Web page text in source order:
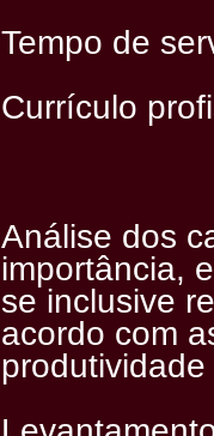
Tempo de
Currículo
Análise dos
importância,
se inclusive
acordo com